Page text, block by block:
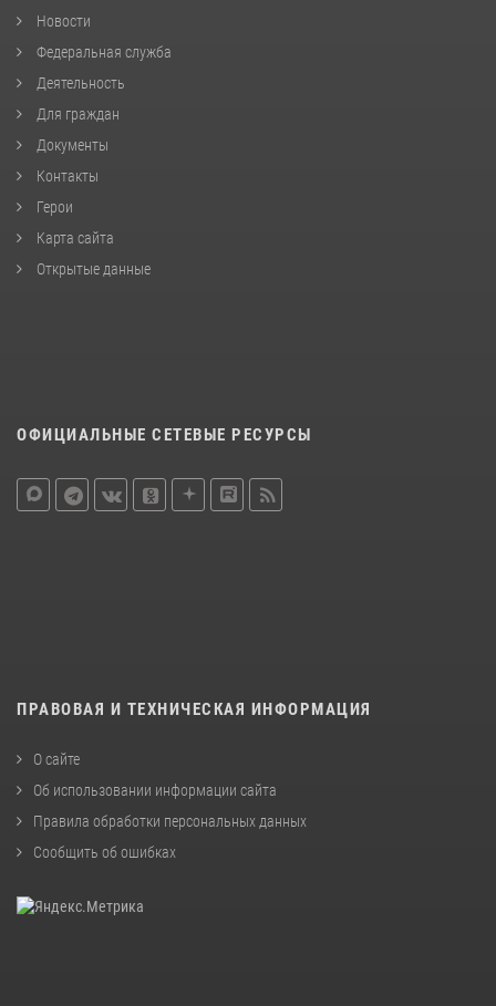
Новости
Федеральная служба
Деятельность
Для граждан
Документы
Контакты
Герои
Карта сайта
Открытые данные
ОФИЦИАЛЬНЫЕ СЕТЕВЫЕ РЕСУРСЫ
ПРАВОВАЯ И ТЕХНИЧЕСКАЯ ИНФОРМАЦИЯ
О сайте
Об использовании информации сайта
Правила обработки персональных данных
Сообщить об ошибках